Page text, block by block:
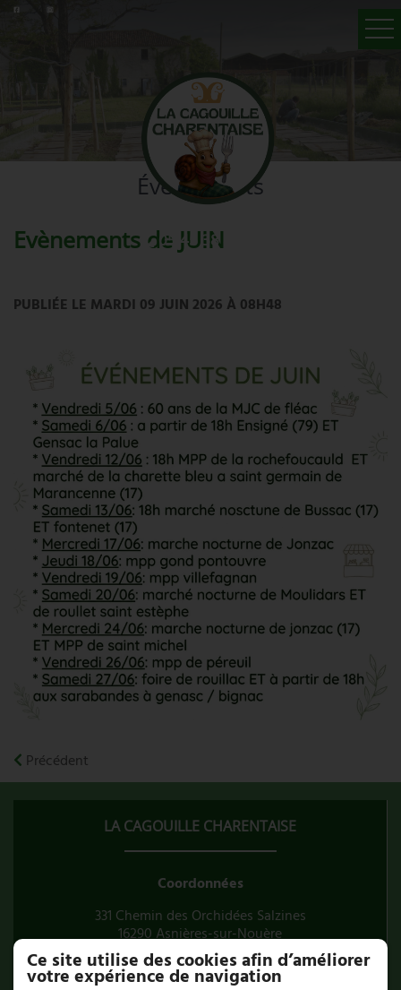
ACCUEIL
HÉLICICULTURE
A LA VENTE
GALERIE PHOTOS
CONTACT
05 45 38 85 67
Événements
Evènements de JUIN
PUBLIÉE LE MARDI 09 JUIN 2026 À 08H48
Précédent
LA CAGOUILLE CHARENTAISE
Coordonnées
331 Chemin des Orchidées Salzines
16290 Asnières-sur-Nouère
Tél.
05 45 38 85 67
Ce site utilise des cookies afin d’améliorer
votre expérience de navigation